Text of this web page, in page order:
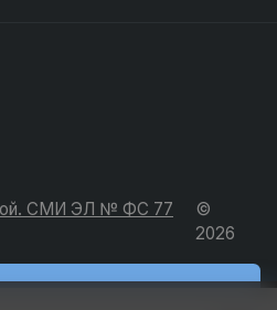
СМИ ЭЛ № ФС 77
©
2026